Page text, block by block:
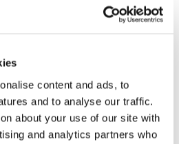
content and ads, to
and to analyse our traffic.
about your use of our site with
and analytics partners who